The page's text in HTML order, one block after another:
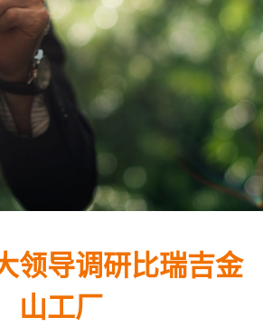
领导调研比瑞吉金
山工厂